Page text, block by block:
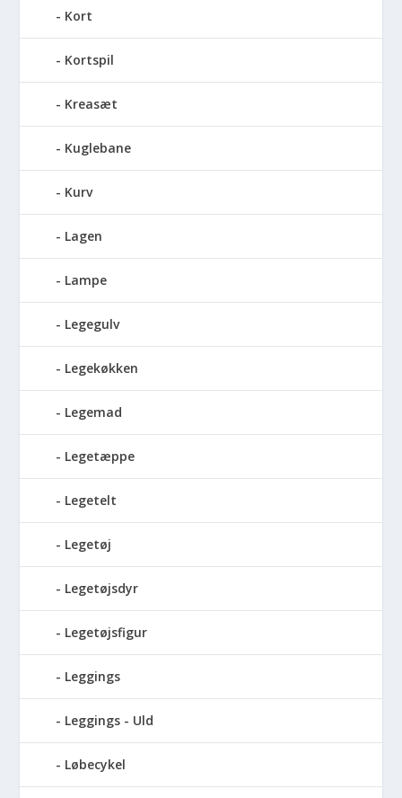
Kort
Kortspil
Kreasæt
Kuglebane
Kurv
Lagen
Lampe
Legegulv
Legekøkken
Legemad
Legetæppe
Legetelt
Legetøj
Legetøjsdyr
Legetøjsfigur
Leggings
Leggings - Uld
Løbecykel